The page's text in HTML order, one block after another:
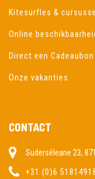
Kitesurfles &
Online
Direct een Cadeaubon
Onze vakanties
CONTACT
Suderséleane 23,
+31 (0)6